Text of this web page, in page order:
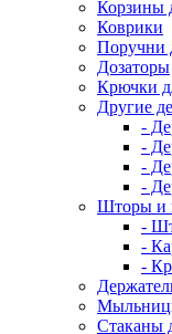
Корзины
Коврики
Поручни
Дозаторы
Крючки
Другие
-
-
-
-
Шторы и
-
-
-
Стаканы